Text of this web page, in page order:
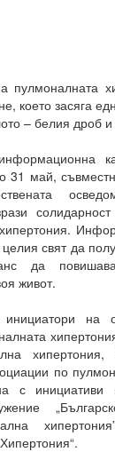
пулмоналната
което засяга
– белия дроб
31 май,
свят да
да
живот.
на
хипертония,
по
с